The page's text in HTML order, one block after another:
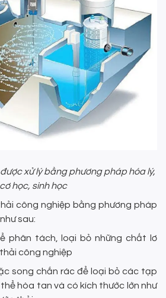
xử lý bằng phương pháp hóa lý,
cơ học, sinh học
công nghiệp bằng phương pháp
sau:
phân tách, loại bỏ những chất lơ
công nghiệp
song chắn rác để loại bỏ các tạp
hòa tan và có kích thước lớn như